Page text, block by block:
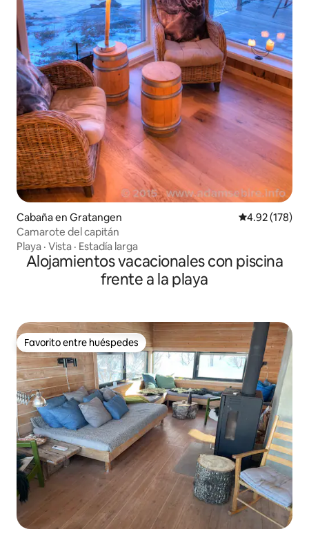
Cabaña en Gratangen Calificación
4.92 (178)
Camarote del capitán
Playa · Vista · Estadía larga
Alojamientos vacacionales con piscina
frente a la playa
Favorito entre huéspedes
Favorito entre huéspedes